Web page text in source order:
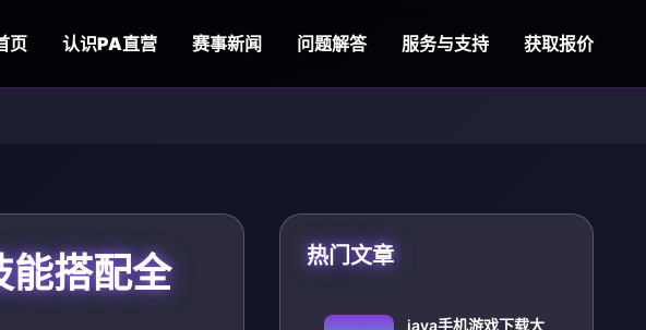
页 认识PA直营 赛事新闻 问题解答 服务与支持 获取报价
搭配全
热门文章
java手机游戏下载大